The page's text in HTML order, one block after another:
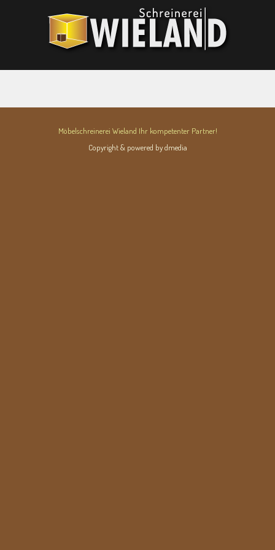
Möbelschreinerei Wieland Ihr kompetenter Partner!
Copyright & powered by dmedia